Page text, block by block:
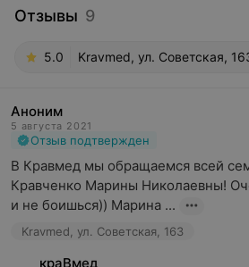
Отзывы 9
5.0 Kravmed, ул. Советская,
Аноним
5 августа 2021
Отзыв подтвержден
В Кравмед мы обращаемся всей
Кравченко Марины Николаевны!
и не боишься)) Марина ...
Kravmed, ул. Советская, 163
краВмед